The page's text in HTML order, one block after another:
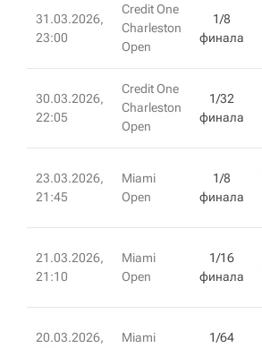
31.03.2026,
23:00
Credit One
Charleston
Open
1/8
финала
30.03.2026,
22:05
Credit One
Charleston
Open
1/32
финала
23.03.2026,
21:45
Miami
Open
1/8
финала
21.03.2026,
21:10
Miami
Open
1/16
финала
20.03.2026,
Miami
1/64